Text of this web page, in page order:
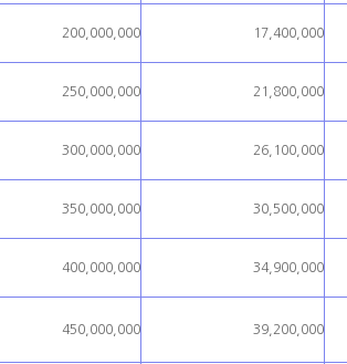
200,000,000 17,400,000
250,000,000 21,800,000
300,000,000 26,100,000
350,000,000 30,500,000
400,000,000 34,900,000
450,000,000 39,200,000